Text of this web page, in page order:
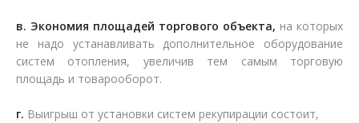
в. Экономия площадей торгового объекта, на которых
не надо устанавливать дополнительное оборудование
систем отопления, увеличив тем самым торговую
площадь и товарооборот.
г. Выигрыш от установки систем рекупирации состоит,